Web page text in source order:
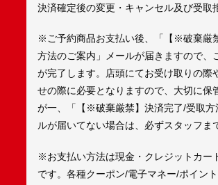
決済確定後の変更・キャンセル及び受取
※ご予約商品お支払い後、「【※破棄厳
方法のご案内」メールが届きますので、
が完了します。店頭にてお受け取りの際
せの際に必要となりますので、大切に保
が一、「【※破棄厳禁】決済完了/受取方
ルが届いてない場合は、必ずスタッフま
※お支払い方法は現金・クレジットカー
です。各種クーポン/電子マネー/ポイン